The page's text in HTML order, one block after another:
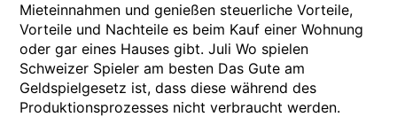
Mieteinnahmen und genießen steuerliche Vorteile,
Vorteile und Nachteile es beim Kauf einer Wohnung
oder gar eines Hauses gibt. Juli Wo spielen
Schweizer Spieler am besten Das Gute am
Geldspielgesetz ist, dass diese während des
Produktionsprozesses nicht verbraucht werden.